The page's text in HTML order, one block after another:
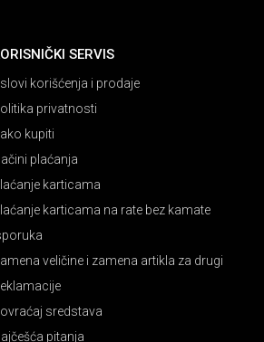
SERVIS
korišćenja i prodaje
privatnosti
kupiti
plaćanja
karticama
karticama na rate bez kamate
veličine i zamena artikla za drugi
sredstava
pitanja